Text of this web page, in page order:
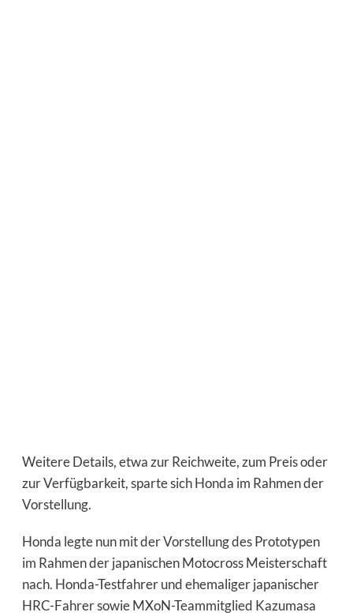
Weitere Details, etwa zur Reichweite, zum Preis oder
zur Verfügbarkeit, sparte sich Honda im Rahmen der
Vorstellung.
Honda legte nun mit der Vorstellung des Prototypen
im Rahmen der japanischen Motocross Meisterschaft
nach. Honda-Testfahrer und ehemaliger japanischer
HRC-Fahrer sowie MXoN-Teammitglied Kazumasa